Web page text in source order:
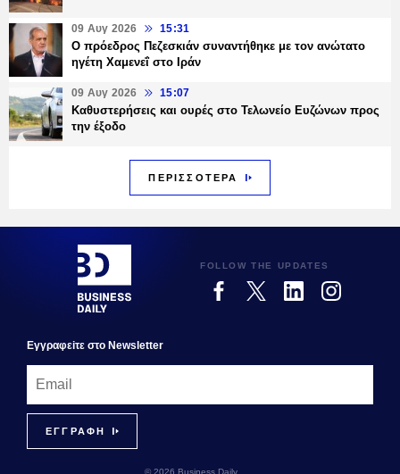
09 Αυγ 2026 15:31
Ο πρόεδρος Πεζεσκιάν συναντήθηκε με τον ανώτατο
ηγέτη Χαμενεΐ στο Ιράν
09 Αυγ 2026 15:07
Καθυστερήσεις και ουρές στο Τελωνείο Ευζώνων προς
την έξοδο
ΠΕΡΙΣΣΟΤΕΡΑ
FOLLOW THE UPDATES
Εγγραφεiτε στο Newsletter
© 2026 Business Daily